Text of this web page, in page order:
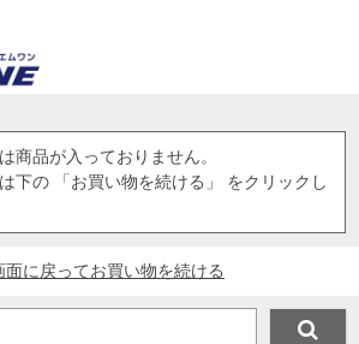
商品が入っておりません。
下の 「お買い物を続ける」 をクリックし
面に戻ってお買い物を続ける